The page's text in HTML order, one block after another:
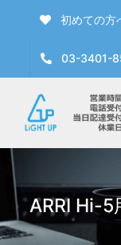
初めての方
03-3401-
ARRI Hi-5